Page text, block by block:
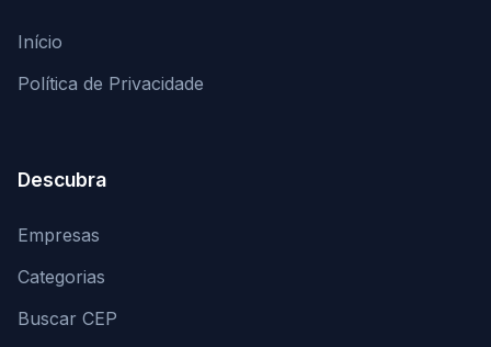
Início
Política de Privacidade
Descubra
Empresas
Categorias
Buscar CEP